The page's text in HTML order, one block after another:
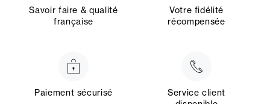
Savoir faire & qualité
française
Votre fidélité
récompensée
Paiement sécurisé
Service client